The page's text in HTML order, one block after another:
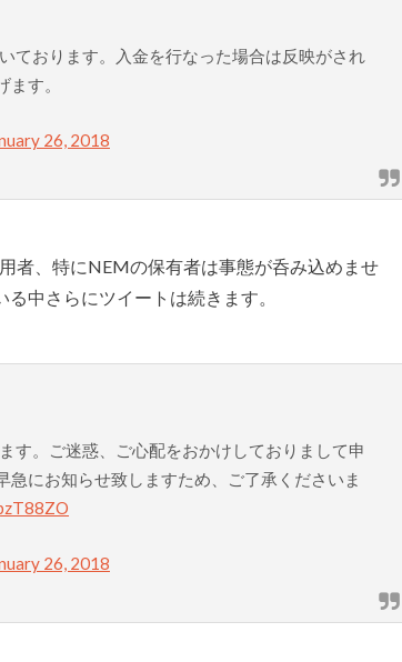
ております。入金を行なった場合は反映がされ
す。
26, 2018
者、特にNEMの保有者は事態が呑み込めませ
中さらにツイートは続きます。
す。ご迷惑、ご心配をおかけしておりまして申
にお知らせ致しますため、ご了承くださいま
26, 2018